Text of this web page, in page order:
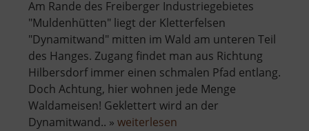
Am Rande des Freiberger Industriegebietes
"Muldenhütten" liegt der Kletterfelsen
"Dynamitwand" mitten im Wald am unteren Teil
des Hanges. Zugang findet man aus Richtung
Hilbersdorf immer einen schmalen Pfad entlang.
Doch Achtung, hier wohnen jede Menge
Waldameisen! Geklettert wird an der
Dynamitwand.. » weiterlesen